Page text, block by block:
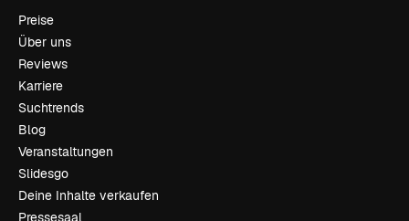
Preise
Über uns
Reviews
Karriere
Suchtrends
Blog
Veranstaltungen
Slidesgo
Deine Inhalte verkaufen
Pressesaal